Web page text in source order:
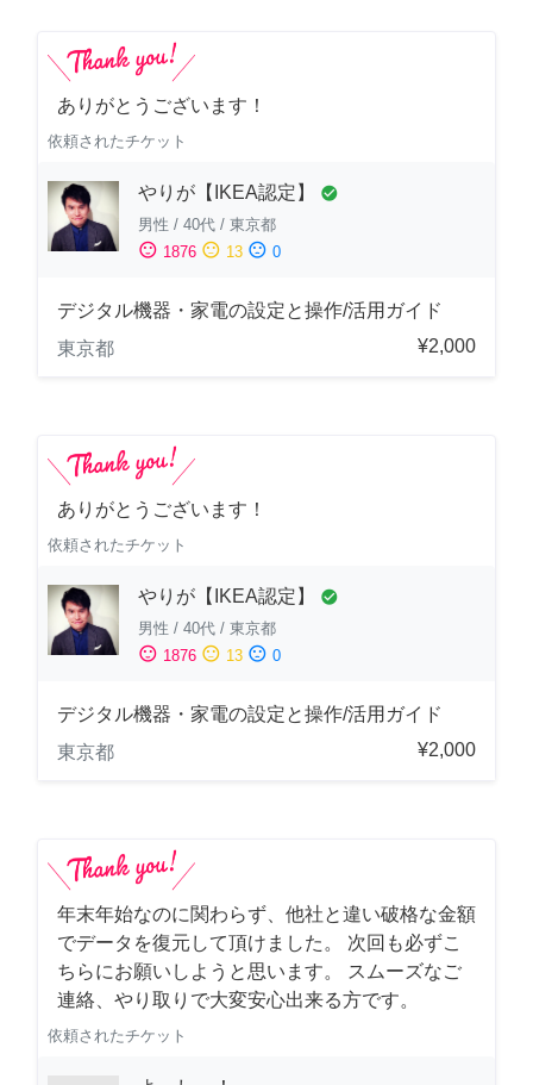
ありがとうございます！
依頼されたチケット
やりが【IKEA認定】 check_circle
男性 / 40代 / 東京都
sentiment_satisfied 1876 sentiment_neutral 13 sentiment_dissatisfied 0
デジタル機器・家電の設定と操作/活用ガイド
東京都
¥2,000
ありがとうございます！
依頼されたチケット
やりが【IKEA認定】 check_circle
男性 / 40代 / 東京都
sentiment_satisfied 1876 sentiment_neutral 13 sentiment_dissatisfied 0
デジタル機器・家電の設定と操作/活用ガイド
東京都
¥2,000
年末年始なのに関わらず、他社と違い破格な金額
でデータを復元して頂けました。 次回も必ずこ
ちらにお願いしようと思います。 スムーズなご
連絡、やり取りで大変安心出来る方です。
依頼されたチケット